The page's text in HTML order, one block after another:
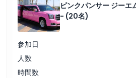
ピンクパンサー ジーエ
- (20名)
参加日
人数
時間数